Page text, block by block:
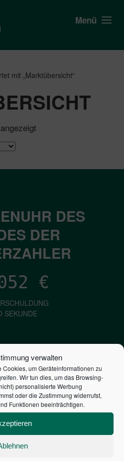
verwalten
um Geräteinformationen zu
Wir tun dies, um das Browsing-
personalisierte Werbung
oder die Zustimmung widerrufst,
Funktionen beeinträchtigen.
Menü
mit „Marktübersicht“
DES
DER
€
SEKUNDE
€
ZINSEN
SEKUNDE